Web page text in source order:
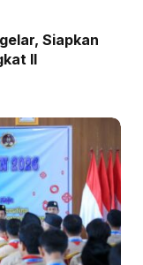
Siapkan
II